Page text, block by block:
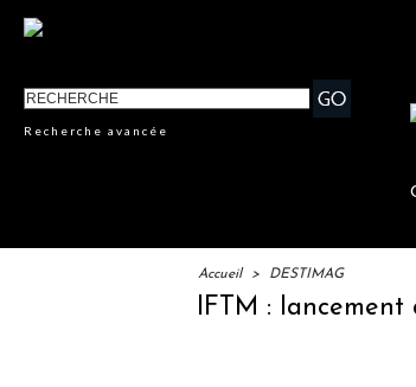
Recherche avancée
Accueil > DESTIMAG
IFTM : lancement